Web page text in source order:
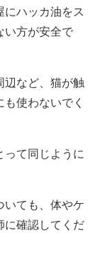
ハッカ油をス
い方が安全で
辺など、猫が触
使わないでく
って同じように
いても、体やケ
に確認してくだ